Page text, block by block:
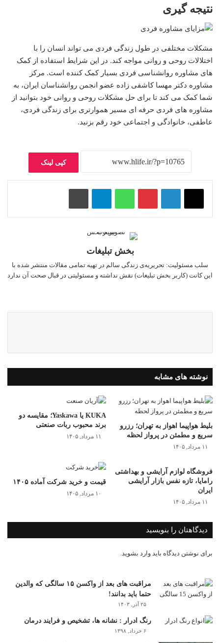
نتیجه گیری
مشکلات مختلفی در طول زندگی فردی می تواند انسان را با
اختلالات روحی و روانی مواجه کند. در این شرایط استفاده از کمک
های مشاوره روانشناسی فردی بسیار کمک کننده است. مرکز
مشاوره دکتر مهسا کاشفی زاده عضو انجمن روانشناسان ایران، به
شما کمک می کند تا برای حل مشکلات روحی و روانی خود بتوانید از
مشاوره های فردی حرفه ای مسیر هموارتری برای زندگی فردی،
عاطفی، خانوادگی و اجتماعی خود رقم بزنید.
کپی لینک
پینتریستواتس آپ تلگرام چاپ
بخش تبلیغات
سلب‌ مسئولیت: تحریریه‌ی زندگی سالم در تهیه‌ تمامی مقالات منتشر شده با
این کانت (کاربر بخش تبلیغات) نقش نداشته و مسئولیتی در قبال صحت آن ندارد
نوشته های مشابه
بلیط هواپیما اهواز به تهران؛ رزرو
سریع و مطمئن در پرواز لحظه
۱۱ مرداد, ۱۴۰۵
KUKA یا Yaskawa؛ مقایسه دو
برند محبوب ربات صنعتی
۱۱ مرداد, ۱۴۰۵
فروشگاه لوازم آرایشی و بهداشتی
رامایا، تازه نفس بازار آرایشی
ایران
۱۱ مرداد, ۱۴۰۵
قیمت و خرید شرکت آماده ۱۴۰۵
۱۰ مرداد, ۱۴۰۵
دیدگاهتان را بنویسید
برای نوشتن دیدگاه باید وارد بشوید.
مراقبت های بعد از واکسن ۱۵ سالگی که والدین
حتما باید بدانند!
۲۵ آذر, ۱۴۰۳
رنگ ادرار : نشانه ها، تشخیص و فرایند درمان
۶ خرداد, ۱۳۹۸